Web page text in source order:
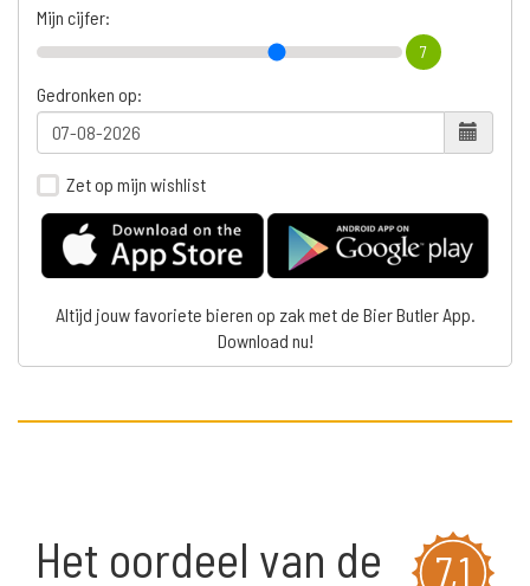
Mijn cijfer:
7
Gedronken op:
Zet op mijn wishlist
Altijd jouw favoriete bieren op zak met de Bier Butler App.
Download nu!
7,1
Het oordeel van de